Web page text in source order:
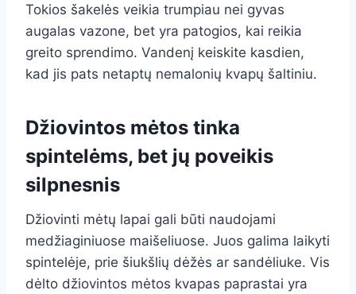
Tokios šakelės veikia trumpiau nei gyvas
augalas vazone, bet yra patogios, kai reikia
greito sprendimo. Vandenį keiskite kasdien,
kad jis pats netaptų nemalonių kvapų šaltiniu.
Džiovintos mėtos tinka
spintelėms, bet jų poveikis
silpnesnis
Džiovinti mėtų lapai gali būti naudojami
medžiaginiuose maišeliuose. Juos galima laikyti
spintelėje, prie šiukšlių dėžės ar sandėliuke. Vis
dėlto džiovintos mėtos kvapas paprastai yra